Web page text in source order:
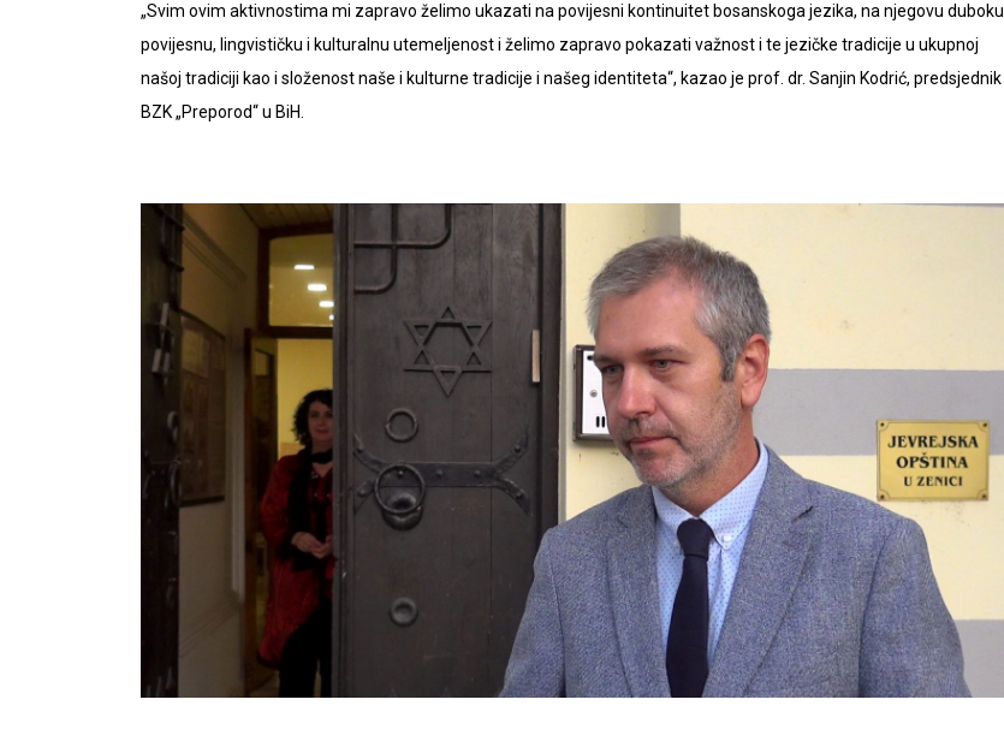
„Svim ovim aktivnostima mi zapravo želimo ukazati na povijesni kontinuitet bosanskoga jezika, na njegovu duboku
povijesnu, lingvističku i kulturalnu utemeljenost i želimo zapravo pokazati važnost i te jezičke tradicije u ukupnoj
našoj tradiciji kao i složenost naše i kulturne tradicije i našeg identiteta“, kazao je prof. dr. Sanjin Kodrić, predsjednik
BZK „Preporod“ u BiH.